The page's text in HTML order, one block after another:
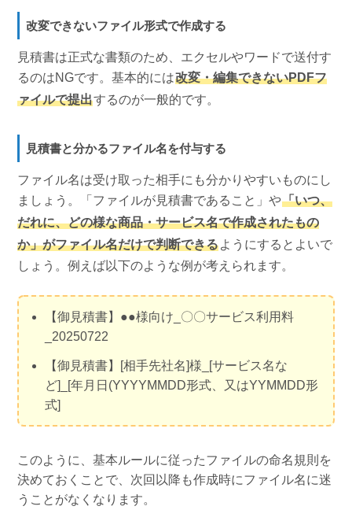
改変できないファイル形式で作成する
見積書は正式な書類のため、エクセルやワードで送付す
るのはNGです。基本的には改変・編集できないPDFフ
ァイルで提出するのが一般的です。
見積書と分かるファイル名を付与する
ファイル名は受け取った相手にも分かりやすいものにし
ましょう。「ファイルが見積書であること」や「いつ、
だれに、どの様な商品・サービス名で作成されたもの
か」がファイル名だけで判断できるようにするとよいで
しょう。例えば以下のような例が考えられます。
【御見積書】●●様向け_〇〇サービス利用料
_20250722
【御見積書】[相手先社名]様_[サービス名な
ど]_[年月日(YYYYMMDD形式、又はYYMMDD形
式]
このように、基本ルールに従ったファイルの命名規則を
決めておくことで、次回以降も作成時にファイル名に迷
うことがなくなります。